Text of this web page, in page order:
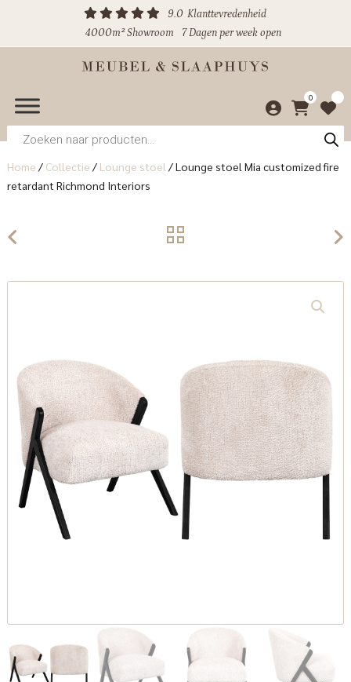
9.0 Klanttevredenheid
4000m² Showroom
7 Dagen per week open
0
Producten
zoeken
Home / Collectie / Lounge stoel /Lounge stoel Mia customized fire
retardant Richmond Interiors